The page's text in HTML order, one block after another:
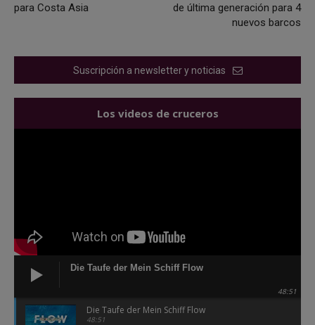
para Costa Asia
de última generación para 4
nuevos barcos
Suscripción a newsletter y noticias
Los videos de cruceros
Die Taufe der Mein Schiff Flow
48:51
Die Taufe der Mein Schiff Flow
48:51